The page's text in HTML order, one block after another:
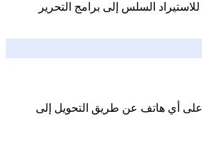
قم بالتحويل إلى WEBM للاستيراد السلس إلى برامج التحرير
قم بتشغيل ملفات MP4 على أي هاتف عن طريق التحويل إلى